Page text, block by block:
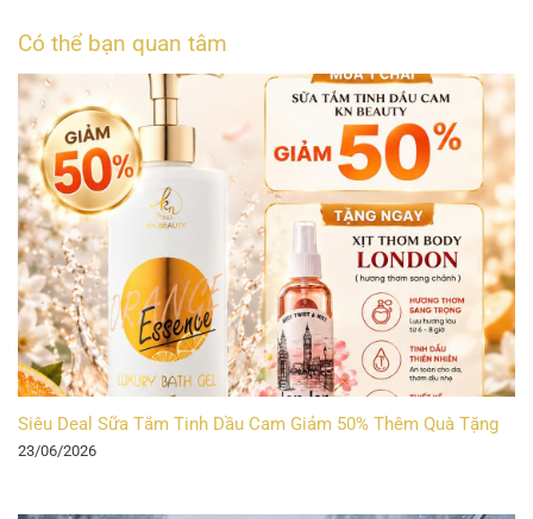
Có thể bạn quan tâm
Siêu Deal Sữa Tắm Tinh Dầu Cam Giảm 50% Thêm Quà Tặng
23/06/2026